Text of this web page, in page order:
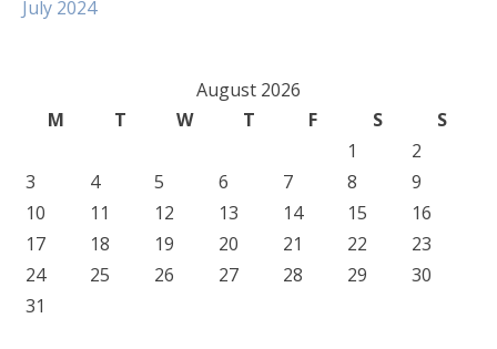
July 2024
August 2026
M
T W T F S
S
1
2
3
4 5 6 7 8
9
10
11 12 13 14 15
16
17
18 19 20 21 22
23
24
25 26 27 28 29
30
31